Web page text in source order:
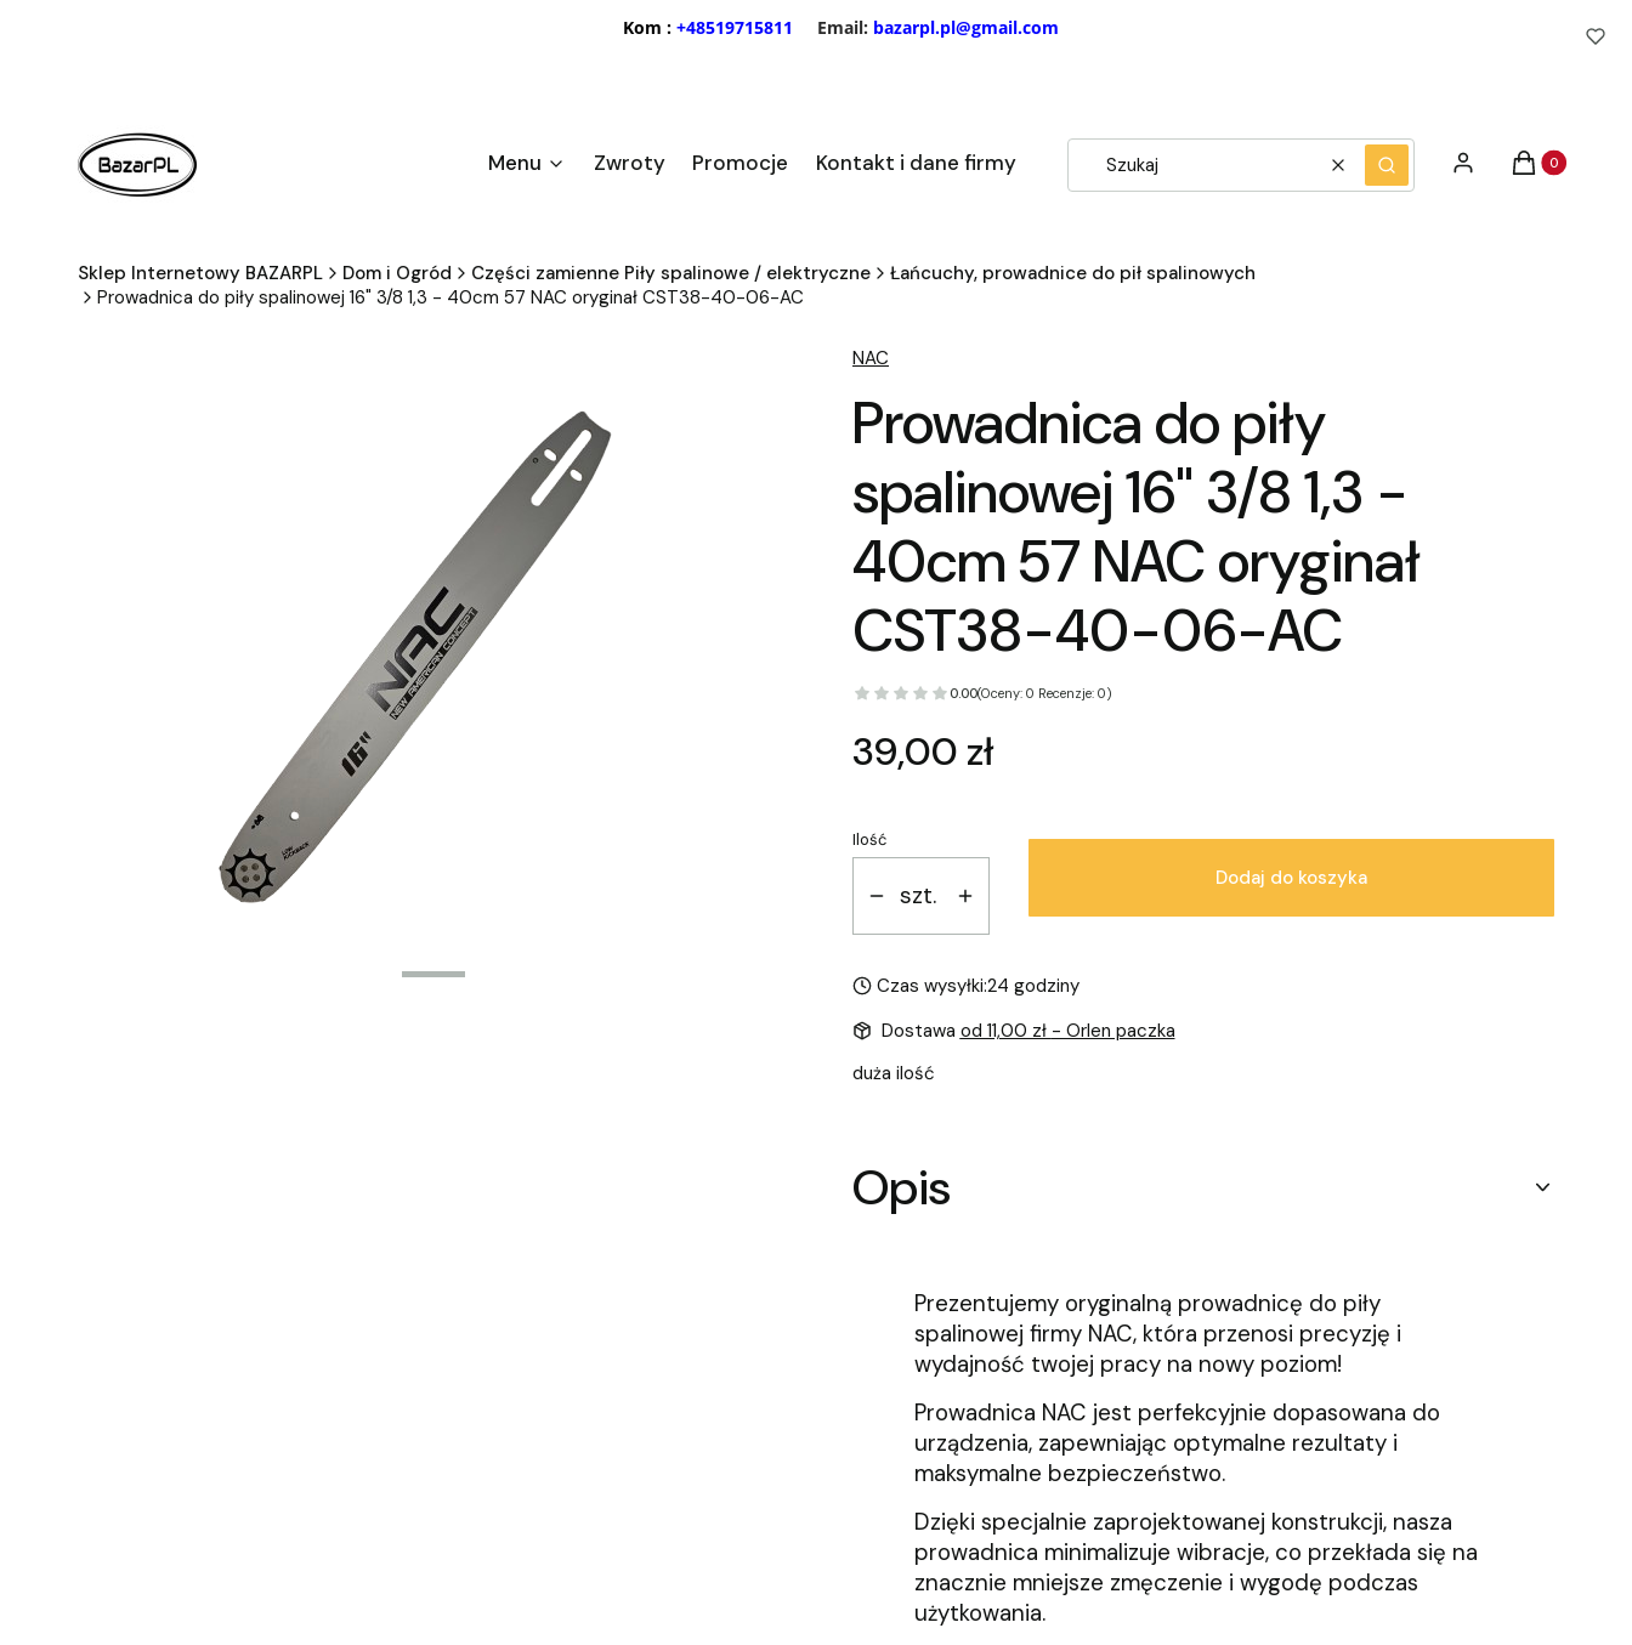
Kom : +48519715811 Email: bazarpl.pl@gmail.com
Menu Zwroty Promocje Kontakt i dane firmy WyczyśćSzukaj
Zaloguj sięProdukty w
Koszyk
Sklep Internetowy BAZARPL Dom i Ogród Części zamienne Piły spalinowe / elektryczne
Łańcuchy, prowadnice do pił spalinowych
Prowadnica do piły spalinowej 16" 3/8 1,3 - 40cm 57 NAC oryginał CST38-40-06-AC
NAC
Prowadnica do piły
spalinowej 16" 3/8 1,3 -
40cm 57 NAC oryginał
CST38-40-06-AC
0.00(Oceny: 0 Recenzje: 0)
Cena
39,00 zł
Ilość
szt.
Dodaj do koszyka
Czas wysyłki:24 godziny
Dostawa od 11,00 zł - Orlen paczka
duża ilość
Opis
Prezentujemy oryginalną prowadnicę do piły
spalinowej firmy NAC, która przenosi precyzję i
wydajność twojej pracy na nowy poziom!
Prowadnica NAC jest perfekcyjnie dopasowana do
urządzenia, zapewniając optymalne rezultaty i
maksymalne bezpieczeństwo.
Dzięki specjalnie zaprojektowanej konstrukcji, nasza
prowadnica minimalizuje wibracje, co przekłada się na
znacznie mniejsze zmęczenie i wygodę podczas
użytkowania.